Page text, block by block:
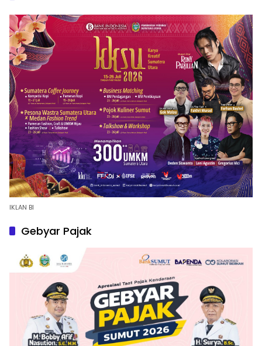
IKLAN BI
Gebyar Pajak